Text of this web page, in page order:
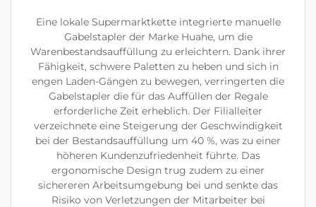
Eine lokale Supermarktkette integrierte manuelle
Gabelstapler der Marke Huahe, um die
Warenbestandsauffüllung zu erleichtern. Dank ihrer
Fähigkeit, schwere Paletten zu heben und sich in
engen Laden-Gängen zu bewegen, verringerten die
Gabelstapler die für das Auffüllen der Regale
erforderliche Zeit erheblich. Der Filialleiter
verzeichnete eine Steigerung der Geschwindigkeit
bei der Bestandsauffüllung um 40 %, was zu einer
höheren Kundenzufriedenheit führte. Das
ergonomische Design trug zudem zu einer
sichereren Arbeitsumgebung bei und senkte das
Risiko von Verletzungen der Mitarbeiter bei